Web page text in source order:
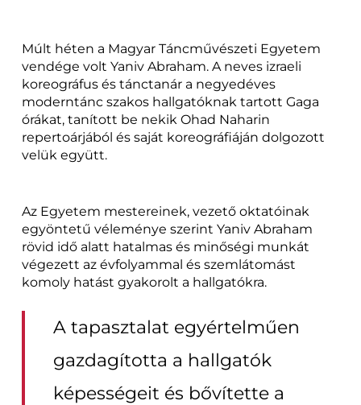
Múlt héten a Magyar Táncművészeti Egyetem
vendége volt Yaniv Abraham. A neves izraeli
koreográfus és tánctanár a negyedéves
moderntánc szakos hallgatóknak tartott Gaga
órákat, tanított be nekik Ohad Naharin
repertoárjából és saját koreográfiáján dolgozott
velük együtt.
Az Egyetem mestereinek, vezető oktatóinak
egyöntetű véleménye szerint Yaniv Abraham
rövid idő alatt hatalmas és minőségi munkát
végezett az évfolyammal és szemlátomást
komoly hatást gyakorolt a hallgatókra.
A tapasztalat egyértelműen
gazdagította a hallgatók
képességeit és bővítette a